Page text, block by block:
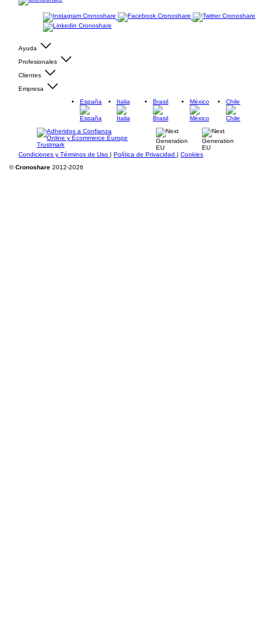
Ayuda
Profesionales
Clientes
Empresa
España
Italia Brasil México Chile
Condiciones y Términos de Uso | Política de Privacidad | Cookies
©Cronoshare 2012-2026